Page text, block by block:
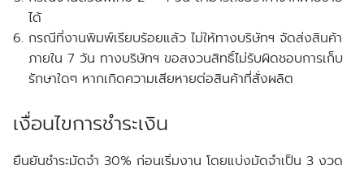
ได้
กรณีที่งานพิมพ์เรียบร้อยแล้ว ไม่ให้ทางบริษัทฯ จัดส่งสินค้า
ภายใน 7 วัน ทางบริษัทฯ ขอสงวนสิทธิ์ไม่รับผิดชอบการเก็บ
รักษาใดๆ หากเกิดความเสียหายต่อสินค้าที่สั่งผลิต
เงื่อนไขการชำระเงิน
ยืนยันชำระมัดจำ 30% ก่อนเริ่มงาน โดยแบ่งมัดจำเป็น 3 งวด